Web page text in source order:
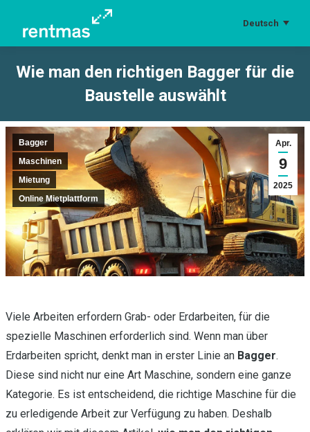
Deutsch
Wie man den richtigen Bagger für die
Baustelle auswählt
Apr.
9
2025
Bagger
Maschinen
Mietung
Online Mietplattform
Viele Arbeiten erfordern Grab- oder Erdarbeiten, für die
spezielle Maschinen erforderlich sind. Wenn man über
Erdarbeiten spricht, denkt man in erster Linie an Bagger.
Diese sind nicht nur eine Art Maschine, sondern eine ganze
Kategorie. Es ist entscheidend, die richtige Maschine für die
zu erledigende Arbeit zur Verfügung zu haben. Deshalb